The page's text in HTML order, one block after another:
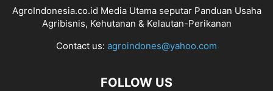
AgroIndonesia.co.id Media Utama seputar Panduan Usaha
Agribisnis, Kehutanan & Kelautan-Perikanan
Contact us: agroindones@yahoo.com
FOLLOW US